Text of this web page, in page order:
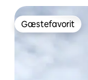
Gæstefavorit
Gæstefavorit